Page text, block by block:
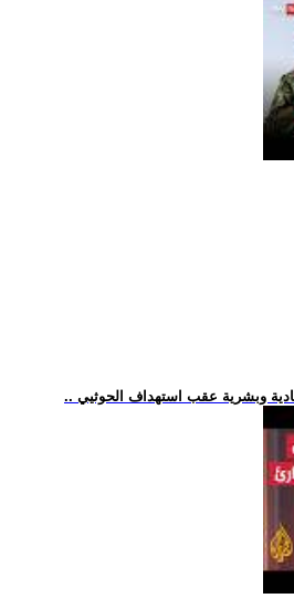
وبشرية عقب استهداف الحوثيي